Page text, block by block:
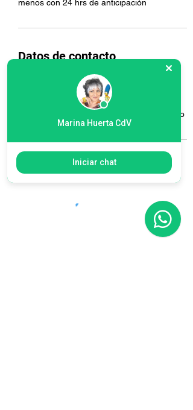
menos con 24 hrs de anticipación
Datos de contacto
colegiodelavoz@gmail.com
Colegio de la Voz de Marina Huerta, Calle
20, San Antonio Cinta, Mérida, Yuc., México
Gracias por
Marina Huerta CdV
Iniciar chat